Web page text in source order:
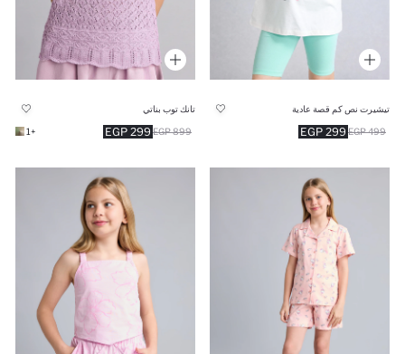
تيشيرت نص كم قصة عادية
299 EGP 499 EGP
تانك توب بناتي
299 EGP 899 EGP
+1